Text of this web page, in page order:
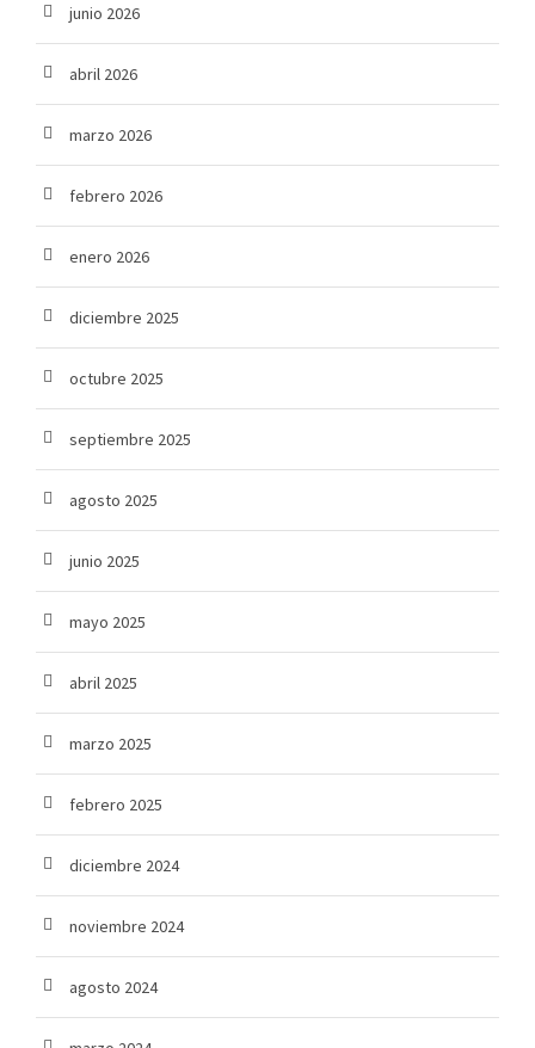
junio 2026
abril 2026
marzo 2026
febrero 2026
enero 2026
diciembre 2025
octubre 2025
septiembre 2025
agosto 2025
junio 2025
mayo 2025
abril 2025
marzo 2025
febrero 2025
diciembre 2024
noviembre 2024
agosto 2024